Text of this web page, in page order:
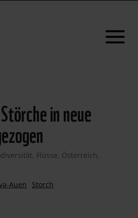
in neue
, Flüsse, Österreich,
Auen Storch